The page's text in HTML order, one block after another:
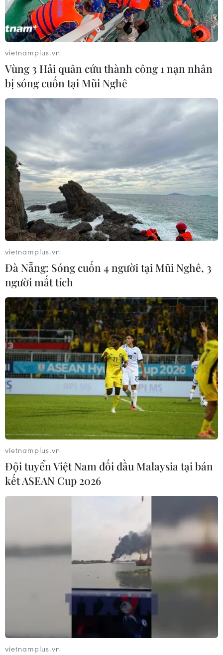
Nhật Bản chính thức phê duyệt vắcxin
Pfizer/BioNTech
14/02/2021 09:54
Bộ Y tế, Lao động và Phúc lợi Nhật Bản đã thông báo
chính thức cấp phép sử dụng vắcxin ngừa bệnh COVID-
19 do hãng dược phẩm Pfizer của Mỹ kết hợp BioNTech
của Đức sản xuất.
Australia tiếp nhận những lô vắcxin ngừa
COVID-19 đầu tiên
15/02/2021 06:03
Bộ trưởng Y tế Australia Greg Hunt nêu rõ 142.000 liều
vắcxin của Pfizer đã được chuyển từ Bỉ tới Australia một
cách an toàn và bảo đảm chất lượng.
vietnamplus.vn
Vùng 3 Hải quân cứu thành công 1 nạn nhân
bị sóng cuốn tại Mũi Nghê
vietnamplus.vn
Đà Nẵng: Sóng cuốn 4 người tại Mũi Nghê, 3
người mất tích
vietnamplus.vn
Đội tuyển Việt Nam đối đầu Malaysia tại bán
kết ASEAN Cup 2026
vietnamplus.vn